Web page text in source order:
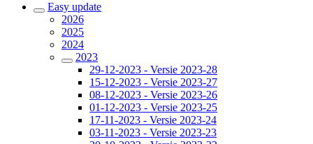
Easy update
2026
2025
2024
2023
29-12-2023 - Versie 2023-28
15-12-2023 - Versie 2023-27
08-12-2023 - Versie 2023-26
01-12-2023 - Versie 2023-25
17-11-2023 - Versie 2023-24
03-11-2023 - Versie 2023-23